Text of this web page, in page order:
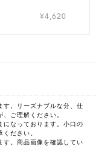
¥4,620
す。リーズナブルな分、仕
ご理解ください。
になっております。小口の
ださい。
す。商品画像を確認してい